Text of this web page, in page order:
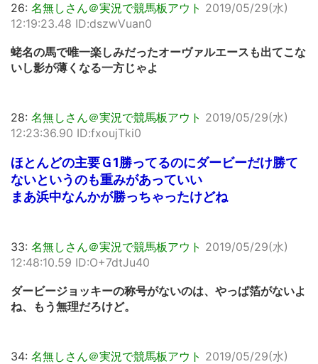
26: 名無しさん＠実況で競馬板アウト 2019/05/29(水)
12:19:23.48 ID:dszwVuan0
蛯名の馬で唯一楽しみだったオーヴァルエースも出てこな
いし影が薄くなる一方じゃよ
28: 名無しさん＠実況で競馬板アウト 2019/05/29(水)
12:23:36.90 ID:fxoujTki0
ほとんどの主要Ｇ1勝ってるのにダービーだけ勝て
ないというのも重みがあっていい
まあ浜中なんかが勝っちゃったけどね
33: 名無しさん＠実況で競馬板アウト 2019/05/29(水)
12:48:10.59 ID:O+7dtJu40
ダービージョッキーの称号がないのは、やっぱ箔がないよ
ね、もう無理だろけど。
34: 名無しさん＠実況で競馬板アウト 2019/05/29(水)